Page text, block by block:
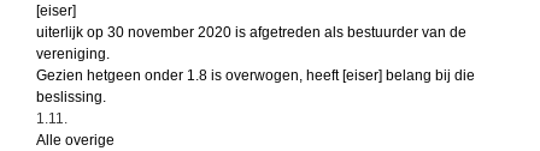
[eiser]
uiterlijk op 30 november 2020 is afgetreden als bestuurder van de
vereniging.
Gezien hetgeen onder 1.8 is overwogen, heeft [eiser] belang bij die
beslissing.
1.11.
Alle overige